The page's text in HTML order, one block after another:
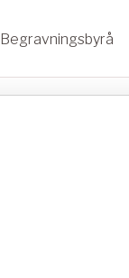
Begravningsbyrå